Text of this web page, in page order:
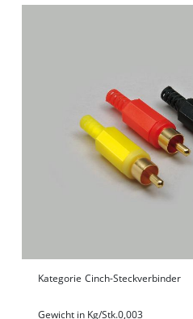
Kategorie Cinch-Steckverbinder
Gewicht in Kg/Stk.0,003